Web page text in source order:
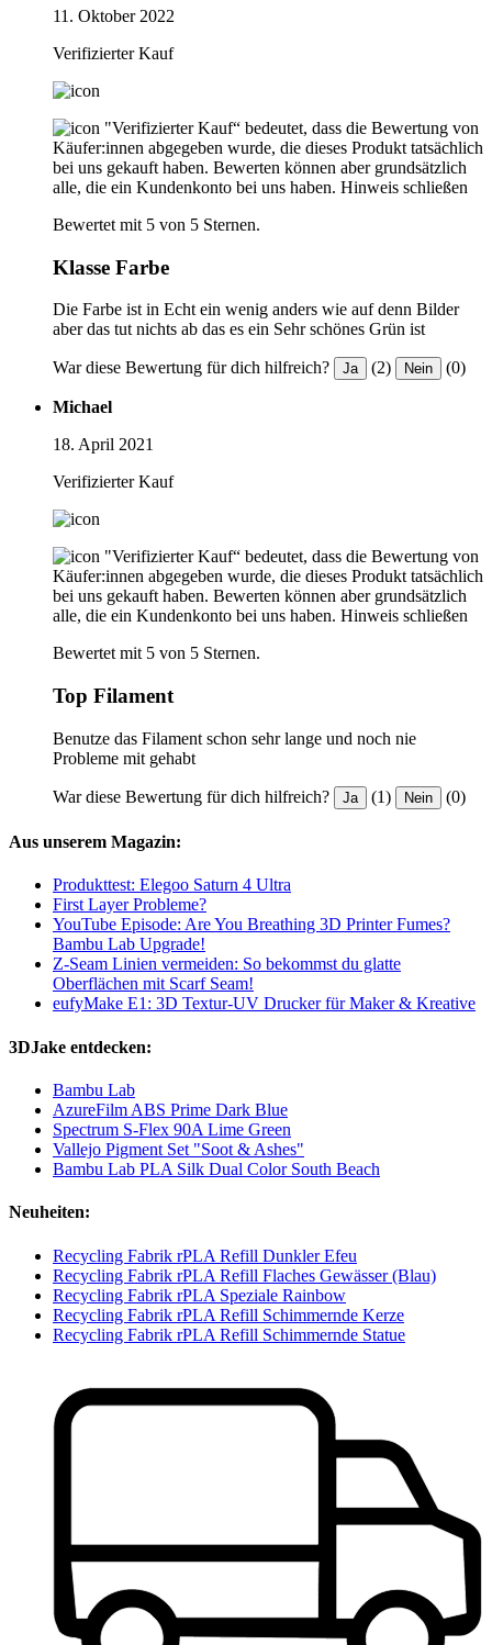
11. Oktober 2022
Verifizierter Kauf
"Verifizierter Kauf“ bedeutet, dass die Bewertung von
Käufer:innen abgegeben wurde, die dieses Produkt tatsächlich
bei uns gekauft haben. Bewerten können aber grundsätzlich
alle, die ein Kundenkonto bei uns haben. Hinweis schließen
Bewertet mit 5 von 5 Sternen.
Klasse Farbe
Die Farbe ist in Echt ein wenig anders wie auf denn Bilder
aber das tut nichts ab das es ein Sehr schönes Grün ist
War diese Bewertung für dich hilfreich? Ja (2) Nein (0)
Michael
18. April 2021
Verifizierter Kauf
"Verifizierter Kauf“ bedeutet, dass die Bewertung von
Käufer:innen abgegeben wurde, die dieses Produkt tatsächlich
bei uns gekauft haben. Bewerten können aber grundsätzlich
alle, die ein Kundenkonto bei uns haben. Hinweis schließen
Bewertet mit 5 von 5 Sternen.
Top Filament
Benutze das Filament schon sehr lange und noch nie
Probleme mit gehabt
War diese Bewertung für dich hilfreich? Ja (1) Nein (0)
Aus unserem Magazin:
Produkttest: Elegoo Saturn 4 Ultra
First Layer Probleme?
YouTube Episode: Are You Breathing 3D Printer Fumes?
Bambu Lab Upgrade!
Z-Seam Linien vermeiden: So bekommst du glatte
Oberflächen mit Scarf Seam!
eufyMake E1: 3D Textur-UV Drucker für Maker & Kreative
3DJake entdecken:
Bambu Lab
AzureFilm ABS Prime Dark Blue
Spectrum S-Flex 90A Lime Green
Vallejo Pigment Set "Soot & Ashes"
Bambu Lab PLA Silk Dual Color South Beach
Neuheiten:
Recycling Fabrik rPLA Refill Dunkler Efeu
Recycling Fabrik rPLA Refill Flaches Gewässer (Blau)
Recycling Fabrik rPLA Speziale Rainbow
Recycling Fabrik rPLA Refill Schimmernde Kerze
Recycling Fabrik rPLA Refill Schimmernde Statue